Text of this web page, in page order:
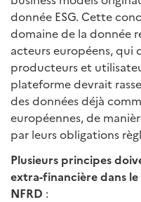
donnée ESG. Cette
domaine de la donnée
acteurs européens,
producteurs et
plateforme devrait
des données déjà
européennes, de
par leurs obligations
Plusieurs principes
extra-financière dans le
NFRD :